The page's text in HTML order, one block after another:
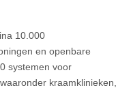
10.000
en openbare
systemen voor
kraamklinieken,